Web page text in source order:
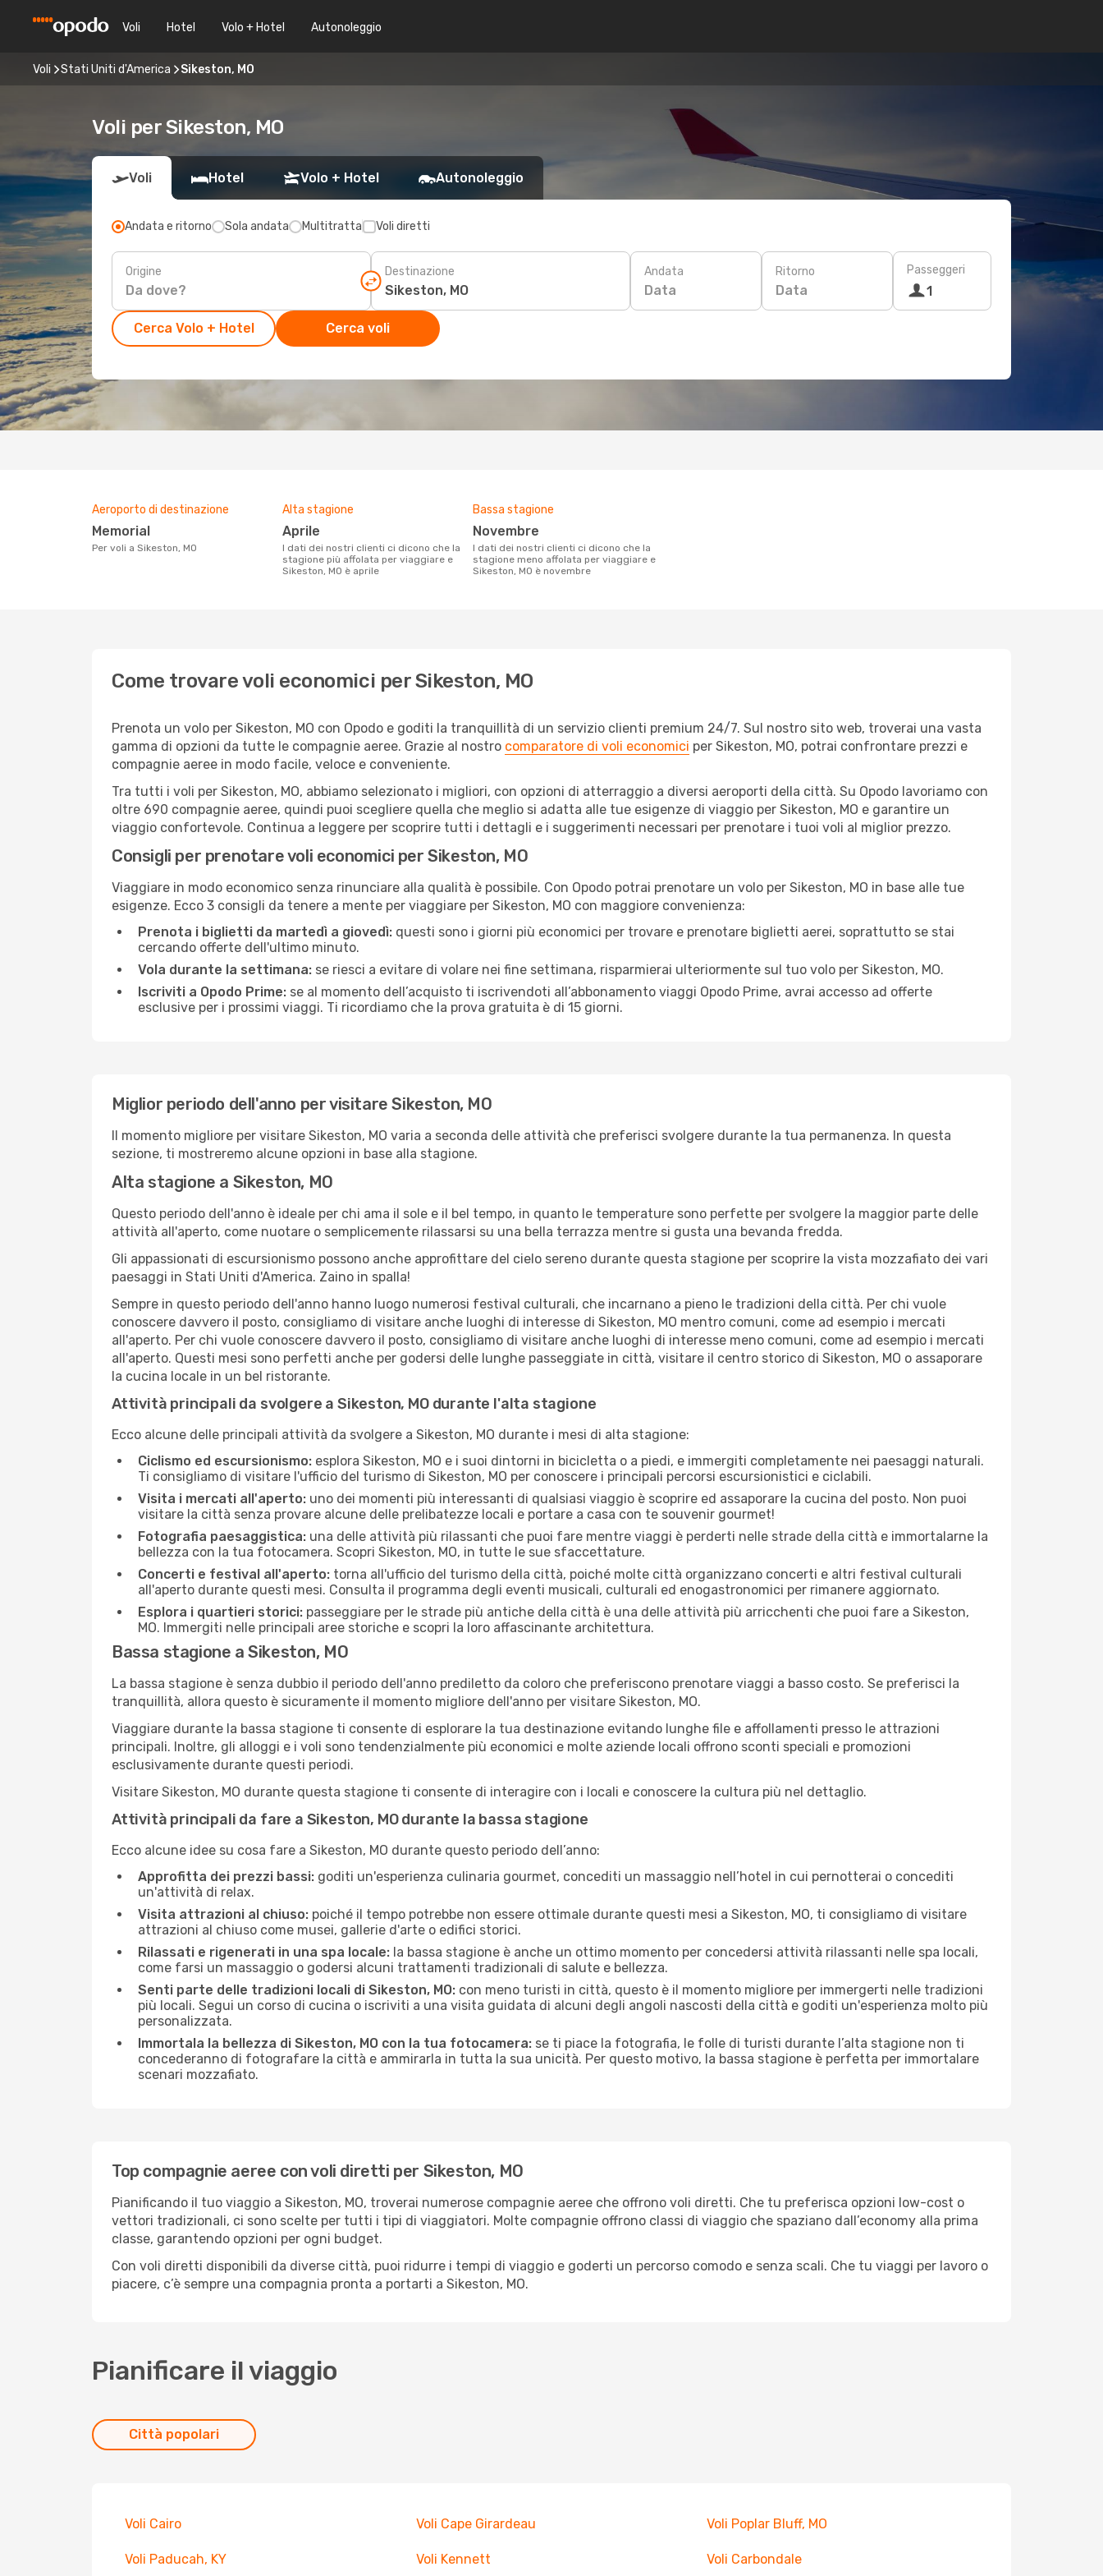
Voli Hotel Volo + Hotel Autonoleggio
Voli Stati Uniti d'America Sikeston, MO
Voli per Sikeston, MO
Voli Hotel Volo + Hotel Autonoleggio
Andata e ritorno Sola andata Multitratta Voli diretti
Origine Destinazione Andata
Data
Ritorno
Data
Passeggeri
1
Cerca Volo + Hotel Cerca voli
Aeroporto di destinazione
Memorial
Per voli a Sikeston, MO
Alta stagione
aprile
I dati dei nostri clienti ci dicono che la
stagione più affolata per viaggiare e
Sikeston, MO è aprile
Bassa stagione
novembre
I dati dei nostri clienti ci dicono che la
stagione meno affolata per viaggiare e
Sikeston, MO è novembre
Come trovare voli economici per Sikeston, MO
Prenota un volo per Sikeston, MO con Opodo e goditi la tranquillità di un servizio clienti premium 24/7. Sul nostro sito web, troverai una vasta
gamma di opzioni da tutte le compagnie aeree. Grazie al nostro comparatore di voli economici per Sikeston, MO, potrai confrontare prezzi e
compagnie aeree in modo facile, veloce e conveniente.
Tra tutti i voli per Sikeston, MO, abbiamo selezionato i migliori, con opzioni di atterraggio a diversi aeroporti della città. Su Opodo lavoriamo con
oltre 690 compagnie aeree, quindi puoi scegliere quella che meglio si adatta alle tue esigenze di viaggio per Sikeston, MO e garantire un
viaggio confortevole. Continua a leggere per scoprire tutti i dettagli e i suggerimenti necessari per prenotare i tuoi voli al miglior prezzo.
Consigli per prenotare voli economici per Sikeston, MO
Viaggiare in modo economico senza rinunciare alla qualità è possibile. Con Opodo potrai prenotare un volo per Sikeston, MO in base alle tue
esigenze. Ecco 3 consigli da tenere a mente per viaggiare per Sikeston, MO con maggiore convenienza:
Prenota i biglietti da martedì a giovedì: questi sono i giorni più economici per trovare e prenotare biglietti aerei, soprattutto se stai
cercando offerte dell'ultimo minuto.
Vola durante la settimana: se riesci a evitare di volare nei fine settimana, risparmierai ulteriormente sul tuo volo per Sikeston, MO.
Iscriviti a Opodo Prime: se al momento dell’acquisto ti iscrivendoti all’abbonamento viaggi Opodo Prime, avrai accesso ad offerte
esclusive per i prossimi viaggi. Ti ricordiamo che la prova gratuita è di 15 giorni.
Miglior periodo dell'anno per visitare Sikeston, MO
Il momento migliore per visitare Sikeston, MO varia a seconda delle attività che preferisci svolgere durante la tua permanenza. In questa
sezione, ti mostreremo alcune opzioni in base alla stagione.
Alta stagione a Sikeston, MO
Questo periodo dell'anno è ideale per chi ama il sole e il bel tempo, in quanto le temperature sono perfette per svolgere la maggior parte delle
attività all'aperto, come nuotare o semplicemente rilassarsi su una bella terrazza mentre si gusta una bevanda fredda.
Gli appassionati di escursionismo possono anche approfittare del cielo sereno durante questa stagione per scoprire la vista mozzafiato dei vari
paesaggi in Stati Uniti d'America. Zaino in spalla!
Sempre in questo periodo dell'anno hanno luogo numerosi festival culturali, che incarnano a pieno le tradizioni della città. Per chi vuole
conoscere davvero il posto, consigliamo di visitare anche luoghi di interesse di Sikeston, MO mentro comuni, come ad esempio i mercati
all'aperto. Per chi vuole conoscere davvero il posto, consigliamo di visitare anche luoghi di interesse meno comuni, come ad esempio i mercati
all'aperto. Questi mesi sono perfetti anche per godersi delle lunghe passeggiate in città, visitare il centro storico di Sikeston, MO o assaporare
la cucina locale in un bel ristorante.
Attività principali da svolgere a Sikeston, MO durante l'alta stagione
Ecco alcune delle principali attività da svolgere a Sikeston, MO durante i mesi di alta stagione:
Ciclismo ed escursionismo: esplora Sikeston, MO e i suoi dintorni in bicicletta o a piedi, e immergiti completamente nei paesaggi naturali.
Ti consigliamo di visitare l'ufficio del turismo di Sikeston, MO per conoscere i principali percorsi escursionistici e ciclabili.
Visita i mercati all'aperto: uno dei momenti più interessanti di qualsiasi viaggio è scoprire ed assaporare la cucina del posto. Non puoi
visitare la città senza provare alcune delle prelibatezze locali e portare a casa con te souvenir gourmet!
Fotografia paesaggistica: una delle attività più rilassanti che puoi fare mentre viaggi è perderti nelle strade della città e immortalarne la
bellezza con la tua fotocamera. Scopri Sikeston, MO, in tutte le sue sfaccettature.
Concerti e festival all'aperto: torna all'ufficio del turismo della città, poiché molte città organizzano concerti e altri festival culturali
all'aperto durante questi mesi. Consulta il programma degli eventi musicali, culturali ed enogastronomici per rimanere aggiornato.
Esplora i quartieri storici: passeggiare per le strade più antiche della città è una delle attività più arricchenti che puoi fare a Sikeston,
MO. Immergiti nelle principali aree storiche e scopri la loro affascinante architettura.
Bassa stagione a Sikeston, MO
La bassa stagione è senza dubbio il periodo dell'anno prediletto da coloro che preferiscono prenotare viaggi a basso costo. Se preferisci la
tranquillità, allora questo è sicuramente il momento migliore dell'anno per visitare Sikeston, MO.
Viaggiare durante la bassa stagione ti consente di esplorare la tua destinazione evitando lunghe file e affollamenti presso le attrazioni
principali. Inoltre, gli alloggi e i voli sono tendenzialmente più economici e molte aziende locali offrono sconti speciali e promozioni
esclusivamente durante questi periodi.
Visitare Sikeston, MO durante questa stagione ti consente di interagire con i locali e conoscere la cultura più nel dettaglio.
Attività principali da fare a Sikeston, MO durante la bassa stagione
Ecco alcune idee su cosa fare a Sikeston, MO durante questo periodo dell’anno:
Approfitta dei prezzi bassi: goditi un'esperienza culinaria gourmet, concediti un massaggio nell’hotel in cui pernotterai o concediti
un'attività di relax.
Visita attrazioni al chiuso: poiché il tempo potrebbe non essere ottimale durante questi mesi a Sikeston, MO, ti consigliamo di visitare
attrazioni al chiuso come musei, gallerie d'arte o edifici storici.
Rilassati e rigenerati in una spa locale: la bassa stagione è anche un ottimo momento per concedersi attività rilassanti nelle spa locali,
come farsi un massaggio o godersi alcuni trattamenti tradizionali di salute e bellezza.
Senti parte delle tradizioni locali di Sikeston, MO: con meno turisti in città, questo è il momento migliore per immergerti nelle tradizioni
più locali. Segui un corso di cucina o iscriviti a una visita guidata di alcuni degli angoli nascosti della città e goditi un'esperienza molto più
personalizzata.
Immortala la bellezza di Sikeston, MO con la tua fotocamera: se ti piace la fotografia, le folle di turisti durante l’alta stagione non ti
concederanno di fotografare la città e ammirarla in tutta la sua unicità. Per questo motivo, la bassa stagione è perfetta per immortalare
scenari mozzafiato.
Top compagnie aeree con voli diretti per Sikeston, MO
Pianificando il tuo viaggio a Sikeston, MO, troverai numerose compagnie aeree che offrono voli diretti. Che tu preferisca opzioni low-cost o
vettori tradizionali, ci sono scelte per tutti i tipi di viaggiatori. Molte compagnie offrono classi di viaggio che spaziano dall’economy alla prima
classe, garantendo opzioni per ogni budget.
Con voli diretti disponibili da diverse città, puoi ridurre i tempi di viaggio e goderti un percorso comodo e senza scali. Che tu viaggi per lavoro o
piacere, c’è sempre una compagnia pronta a portarti a Sikeston, MO.
Pianificare il viaggio
Città popolari
Voli Cairo Voli Cape Girardeau Voli Poplar Bluff, MO
Voli Paducah, KY Voli Kennett Voli Carbondale